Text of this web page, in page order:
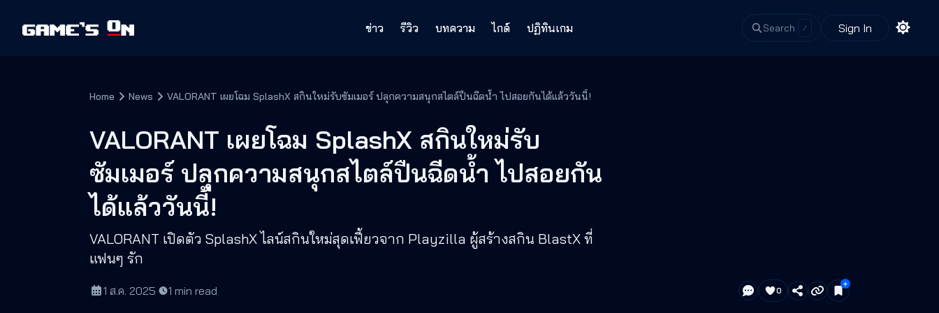
ข่าว รีวิว บทความ ไกด์ ปฏิทินเกม Search / Sign In
Home News VALORANT เผยโฉม SplashX สกินใหม่รับซัมเมอร์ ปลุกความสนุกสไตล์ปืนฉีดน้ำ ไปสอยกันได้แล้ววันนี้!
VALORANT เผยโฉม SplashX สกินใหม่รับ
ซัมเมอร์ ปลุกความสนุกสไตล์ปืนฉีดน้ำ ไปสอยกัน
ได้แล้ววันนี้!
VALORANT เปิดตัว SplashX ไลน์สกินใหม่สุดเฟี้ยวจาก Playzilla ผู้สร้างสกิน BlastX ที่
แฟนๆ รัก
1 ส.ค. 2025· 1 min read 0